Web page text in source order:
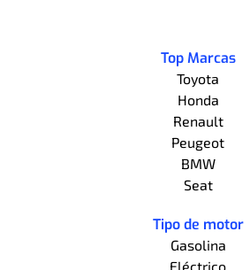
Top Marcas
Toyota
Honda
Renault
Peugeot
BMW
Seat
Tipo de motor
Gasolina
Eléctrico